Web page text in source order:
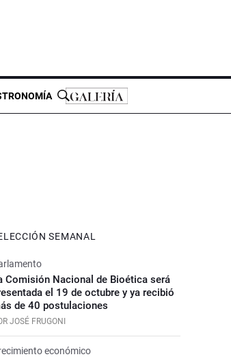
SEMANAL
Comisión Nacional de Bioética será
el 19 de octubre y ya recibió
de 40 postulaciones
JOSÉ FRUGONI
económico